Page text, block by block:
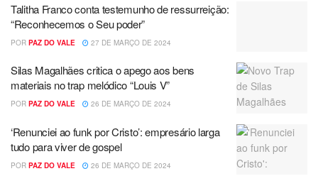
Talitha Franco conta testemunho de ressurreição:
“Reconhecemos o Seu poder”
POR PAZ DO VALE 27 DE MARÇO DE 2024
Silas Magalhães critica o apego aos bens
materiais no trap melódico “Louis V”
POR PAZ DO VALE 26 DE MARÇO DE 2024
‘Renunciei ao funk por Cristo’: empresário larga
tudo para viver de gospel
POR PAZ DO VALE 26 DE MARÇO DE 2024